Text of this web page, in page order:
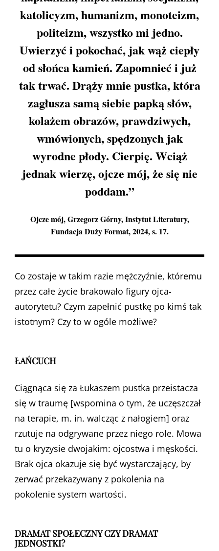
katolicyzm, humanizm, monoteizm,
politeizm, wszystko mi jedno.
Uwierzyć i pokochać, jak wąż ciepły
od słońca kamień. Zapomnieć i już
tak trwać. Drąży mnie pustka, która
zagłusza samą siebie papką słów,
kolażem obrazów, prawdziwych,
wmówionych, spędzonych jak
wyrodne płody. Cierpię. Wciąż
jednak wierzę, ojcze mój, że się nie
poddam.”
Ojcze mój, Grzegorz Górny, Instytut Literatury,
Fundacja Duży Format, 2024, s. 17.
Co zostaje w takim razie mężczyźnie, któremu
przez całe życie brakowało figury ojca-
autorytetu? Czym zapełnić pustkę po kimś tak
istotnym? Czy to w ogóle możliwe?
ŁAŃCUCH
Ciągnąca się za Łukaszem pustka przeistacza
się w traumę [wspomina o tym, że uczęszczał
na terapie, m. in. walcząc z nałogiem] oraz
rzutuje na odgrywane przez niego role. Mowa
tu o kryzysie dwojakim: ojcostwa i męskości.
Brak ojca okazuje się być wystarczający, by
zerwać przekazywany z pokolenia na
pokolenie system wartości.
DRAMAT SPOŁECZNY CZY DRAMAT
JEDNOSTKI?